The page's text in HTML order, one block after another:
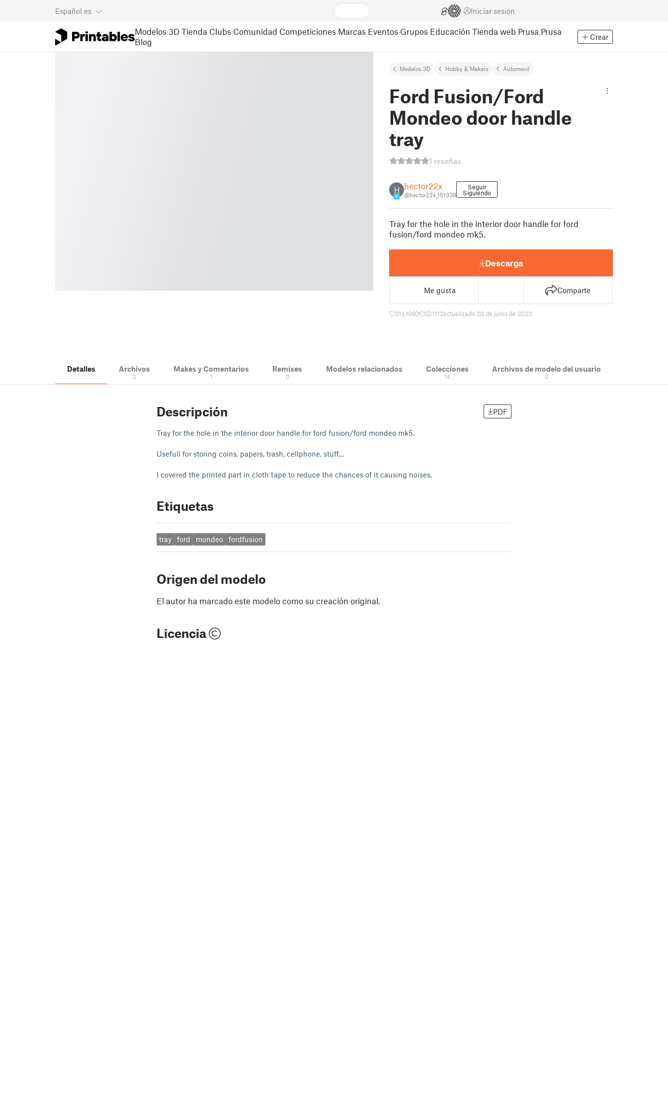
Español es Iniciar sesión
Modelos 3D Tienda Clubs Comunidad Competiciones Marcas Eventos Grupos Educación Tienda web Prusa Prusa
Blog
Crear
Modelos 3D Hobby & Makers Automovil
Ford Fusion/Ford
Mondeo door handle
tray
1 reseñas
H
4
hector22x
@hector22x_151338
Seguir
Siguiendo
Tray for the hole in the interior door handle for ford
fusion/ford mondeo mk5.
Descarga
Me gusta Comparte
21 109 1 1112actualizado 20 de junio de 2023
Detalles Archivos
3
Makes y Comentarios
1
Remixes
0
Modelos relacionados Colecciones
14
Archivos de modelo del usuario
0
Descripción PDF
Tray for the hole in the interior door handle for ford fusion/ford mondeo mk5.
Usefull for storing coins, papers, trash, cellphone, stuff…
I covered the printed part in cloth tape to reduce the chances of it causing noises.
Etiquetas
tray ford mondeo fordfusion
Origen del modelo
El autor ha marcado este modelo como su creación original.
Licencia